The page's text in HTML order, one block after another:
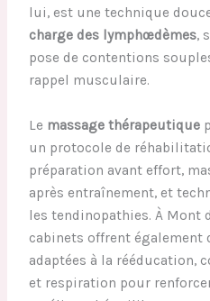
lui, est une technique
charge des lymphœdèmes,
pose de contentions
rappel musculaire.
Le massage thérapeutique
un protocole de
préparation avant effort,
après entraînement, et
les tendinopathies. À Mont
cabinets offrent également
adaptées à la rééducation,
et respiration pour